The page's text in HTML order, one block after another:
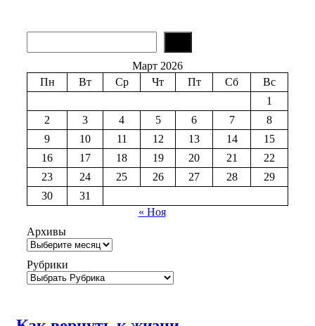
e
r
Март 2026
Пн
Вт Ср Чт Пт Сб
Вс
1
2
3 4 5 6 7
8
9
10 11 12 13 14
15
16
17 18 19 20 21
22
23
24 25 26 27 28
29
30
31
« Ноя
Архивы
Рубрики